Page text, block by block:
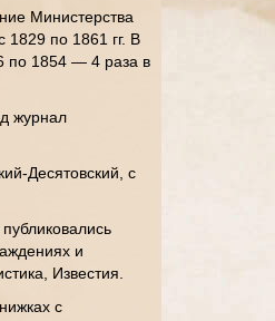
Министерства
1829 по 1861 гг. В
по 1854 — 4 раза в
журнал
Десятовский, с
и
Известия.
с